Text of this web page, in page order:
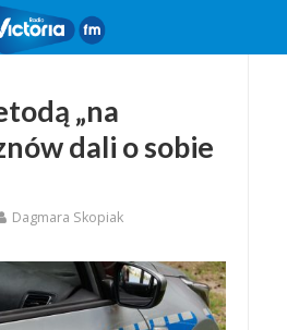
„na
dali o sobie
Dagmara Skopiak